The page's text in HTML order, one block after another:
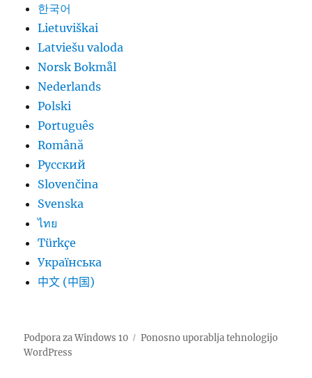
한국어
Lietuviškai
Latviešu valoda
Norsk Bokmål
Nederlands
Polski
Português
Română
Русский
Slovenčina
Svenska
ไทย
Türkçe
Українська
中文 (中国)
Podpora za Windows 10
Ponosno uporablja tehnologijo
WordPress